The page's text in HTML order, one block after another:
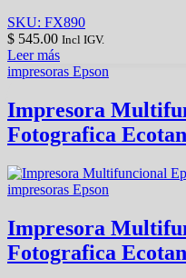
SKU: FX890
$ 545.00 Incl IGV.
Leer más
impresoras Epson
Impresora
Fotografica
impresoras Epson
Impresora
Fotografica